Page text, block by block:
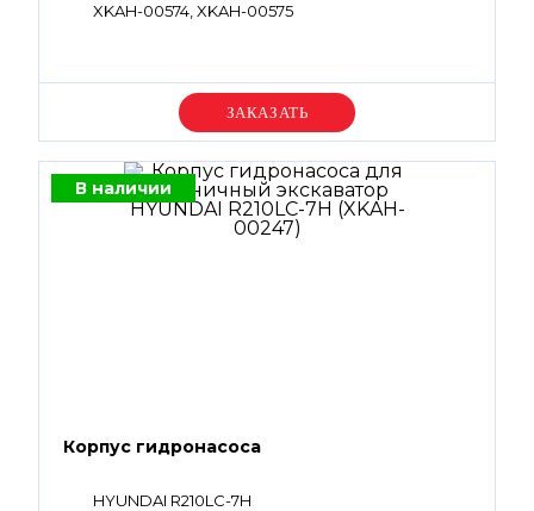
XKAH-00574, XKAH-00575
Уточняйте цену
В наличии
Корпус гидронасоса
HYUNDAI R210LC-7H